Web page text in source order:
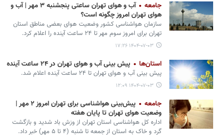
جامعه
آب و هوای تهران ساعتی پنجشنبه ۳ مهر | آب و
هوای تهران امروز چگونه است؟
سازمان هواشناسی کشور وضعیت هوای بعضی مناطق استان
تهران برای امروز سوم مهر تا ۲۴ ساعت آینده را اعلام کرد.
۱۴۰۴-۰۷-۰۳ ۱۷:۲۶
استان‌ها پیش‌ بینی آب‌ و هوای تهران در ۲۴ ساعت آینده
پیش‌ بینی آب‌ و هوای تهران تا ۲۴ ساعت آینده اعلام شد.
۱۴۰۴-۰۷-۰۳ ۱۲:۰۹
جامعه
پیش‌بینی هواشناسی برای تهران امروز ۲ مهر |
وضعیت هوای تهران تا پایان هفته
اداره کل هواشناسی استان تهران از وزش باد شدید و بازگشت
گرد و خاک به استان از جمعه تا شنبه (۴ تا ۵ مهر) خبر داد.